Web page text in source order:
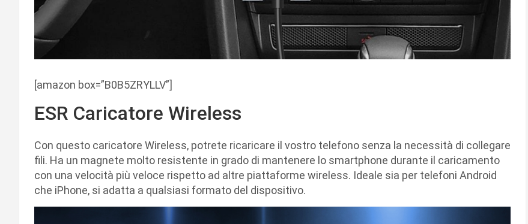
[amazon box=”B0B5ZRYLLV”]
ESR Caricatore Wireless
Con questo caricatore Wireless, potrete ricaricare il vostro telefono senza la necessità di collegare
fili. Ha un magnete molto resistente in grado di mantenere lo smartphone durante il caricamento
con una velocità più veloce rispetto ad altre piattaforme wireless. Ideale sia per telefoni Android
che iPhone, si adatta a qualsiasi formato del dispositivo.